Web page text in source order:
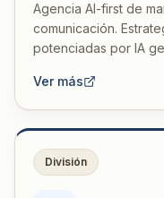
Agencia AI-first de
comunicación.
potenciadas por IA
Ver más
División